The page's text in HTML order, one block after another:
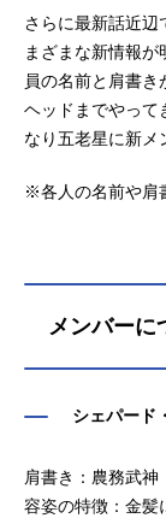
さらに最新話近辺
まざまな新情報
員の名前と肩書
ヘッドまでやって
なり五老星に新メ
※各人の名前や肩
メンバーに
シェパード
肩書き：農務武神
容姿の特徴：金髪